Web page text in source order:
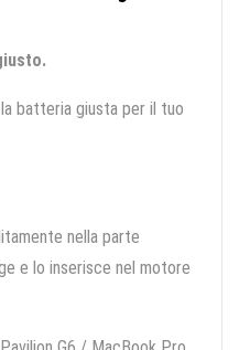
batteria giusta per il tuo
nella parte
e lo inserisce nel motore